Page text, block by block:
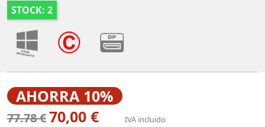
STOCK: 2
AHORRA 10%
77.78 €70,00 € IVA incluido